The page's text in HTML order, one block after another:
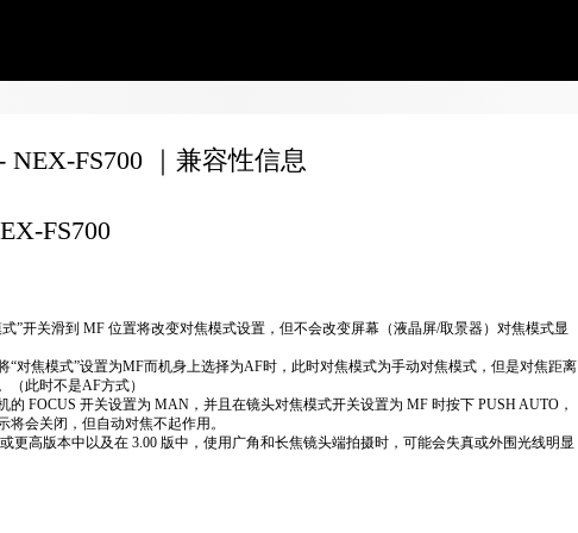
NEX-FS700 ｜兼容性信息
FS700
式”开关滑到 MF 位置将改变对焦模式设置，但不会改变屏幕（液晶屏/取景器）对焦模式显
“对焦模式”设置为MF而机身上选择为AF时，此时对焦模式为手动对焦模式，但是对焦距离
（此时不是AF方式）
的 FOCUS 开关设置为 MAN，并且在镜头对焦模式开关设置为 MF 时按下 PUSH AUTO，
将会关闭，但自动对焦不起作用。
更高版本中以及在 3.00 版中，使用广角和长焦镜头端拍摄时，可能会失真或外围光线明显